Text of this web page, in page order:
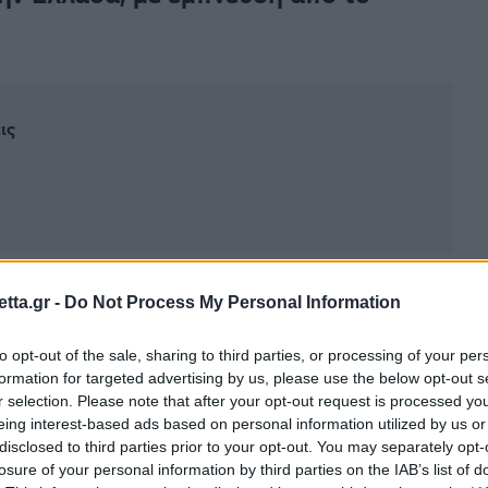
- Do Not Process My Personal Information
opt-out of the sale, sharing to third parties, or processing of your
for targeted advertising by us, please use the below opt-out
selection. Please note that after your opt-out request is processed
interest-based ads based on personal information utilized by us
to third parties prior to your opt-out. You may separately
of your personal information by third parties on the IAB’s list of
αγορά για τη νέαFabia 130, μια ειδική επετειακή
για τον
και ταχύτερη Fabia παραγωγής που
αυξημένες επιδόσεις, σπορ χαρακτήρα και
της εταιρείας.
διαθέτει αναβαθμισμένο κινητήρα, ειδικά